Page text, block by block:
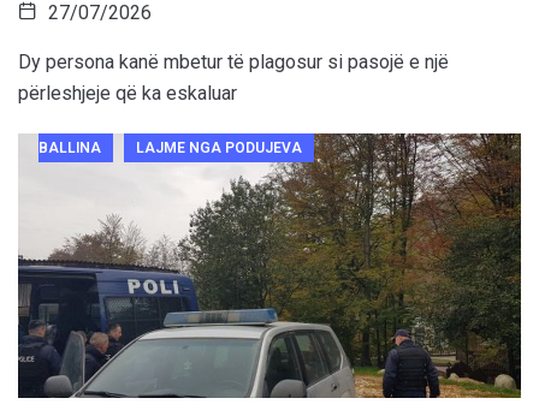
27/07/2026
Dy persona kanë mbetur të plagosur si pasojë e një
përleshjeje që ka eskaluar
BALLINA LAJME NGA PODUJEVA